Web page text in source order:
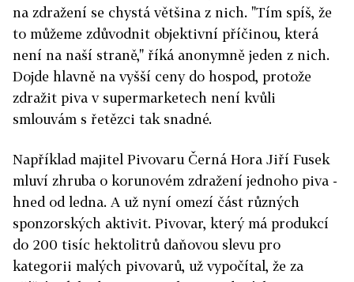
na zdražení se chystá většina z nich. "Tím spíš, že
to můžeme zdůvodnit objektivní příčinou, která
není na naší straně," říká anonymně jeden z nich.
Dojde hlavně na vyšší ceny do hospod, protože
zdražit piva v supermarketech není kvůli
smlouvám s řetězci tak snadné.
Například majitel Pivovaru Černá Hora Jiří Fusek
mluví zhruba o korunovém zdražení jednoho piva -
hned od ledna. A už nyní omezí část různých
sponzorských aktivit. Pivovar, který má produkcí
do 200 tisíc hektolitrů daňovou slevu pro
kategorii malých pivovarů, už vypočítal, že za